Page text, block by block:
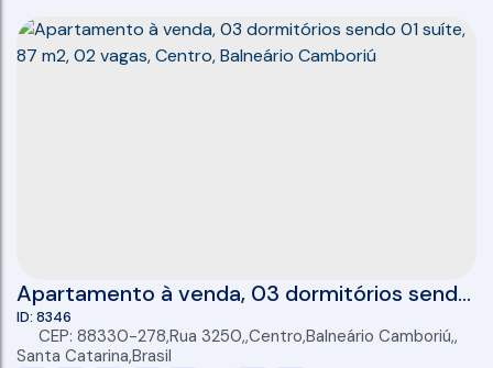
Apartamento à venda, 03 dormitórios sendo
01 suíte, 87 m2, 02 vagas, Centro, Balneário
Camboriú
8346
CEP: 88330-278,Rua 3250 ,Centro,Balneário Camboriú ,
Santa Catarina,Brasil